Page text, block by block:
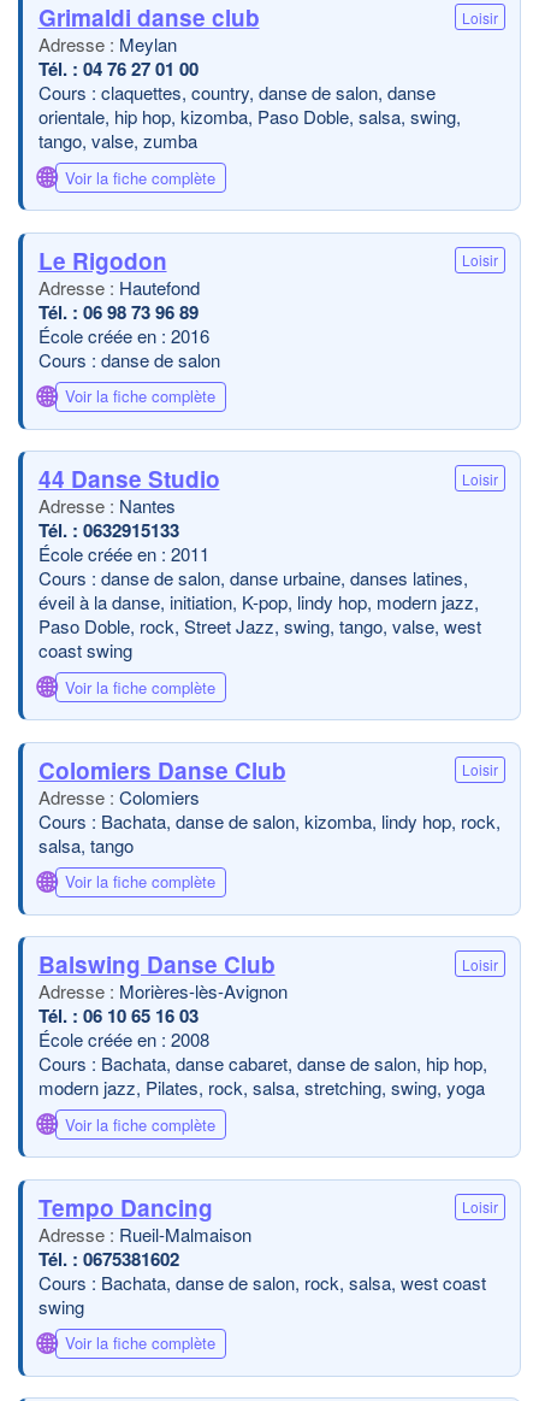
Grimaldi danse club Loisir
Meylan
04 76 27 01 00
Cours : claquettes, country, danse de salon, danse
orientale, hip hop, kizomba, Paso Doble, salsa, swing,
tango, valse, zumba
🌐 Voir la fiche complète
Le Rigodon Loisir
Hautefond
06 98 73 96 89
École créée en : 2016
Cours : danse de salon
🌐 Voir la fiche complète
44 Danse Studio Loisir
Nantes
0632915133
École créée en : 2011
Cours : danse de salon, danse urbaine, danses latines,
éveil à la danse, initiation, K-pop, lindy hop, modern jazz,
Paso Doble, rock, Street Jazz, swing, tango, valse, west
coast swing
🌐 Voir la fiche complète
Colomiers Danse Club Loisir
Colomiers
Cours : Bachata, danse de salon, kizomba, lindy hop, rock,
salsa, tango
🌐 Voir la fiche complète
Balswing Danse Club Loisir
Morières-lès-Avignon
06 10 65 16 03
École créée en : 2008
Cours : Bachata, danse cabaret, danse de salon, hip hop,
modern jazz, Pilates, rock, salsa, stretching, swing, yoga
🌐 Voir la fiche complète
Tempo Dancing Loisir
Rueil-Malmaison
0675381602
Cours : Bachata, danse de salon, rock, salsa, west coast
swing
🌐 Voir la fiche complète